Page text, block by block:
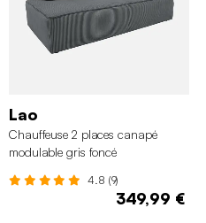
Lao
Chauffeuse 2 places canapé
modulable gris foncé
4.8 (9)
349,99 €